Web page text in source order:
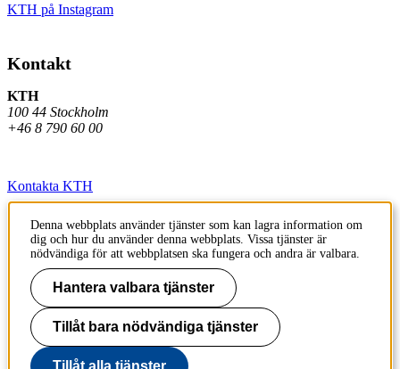
KTH på Instagram
Kontakt
KTH
100 44 Stockholm
+46 8 790 60 00
Kontakta KTH
Jobba på KTH
Press och media
Faktura och betalning KTH
Om KTH:s webbplatser
Tillgänglighetsredogörelse
Denna webbplats använder tjänster som kan lagra information om
dig och hur du använder denna webbplats. Vissa tjänster är
nödvändiga för att webbplatsen ska fungera och andra är valbara.
Hantera valbara tjänster
Tillåt bara nödvändiga tjänster
Tillåt alla tjänster